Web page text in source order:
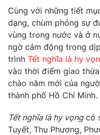
Thị trường
Tư vấn
Lịch phát sóng
Chuyên mục khác
Emagazine
Photo
Video
Cùng với những tiết
dạng, chùm phóng sự
vùng trong nước và ở
ngờ cảm động trong
trình Tết nghĩa là hy
vào thời điểm giao
chào năm mới của
thành phố Hồ Chí Minh.
Tết nghĩa là hy vọngcó
Tuyết, Thu Phương,